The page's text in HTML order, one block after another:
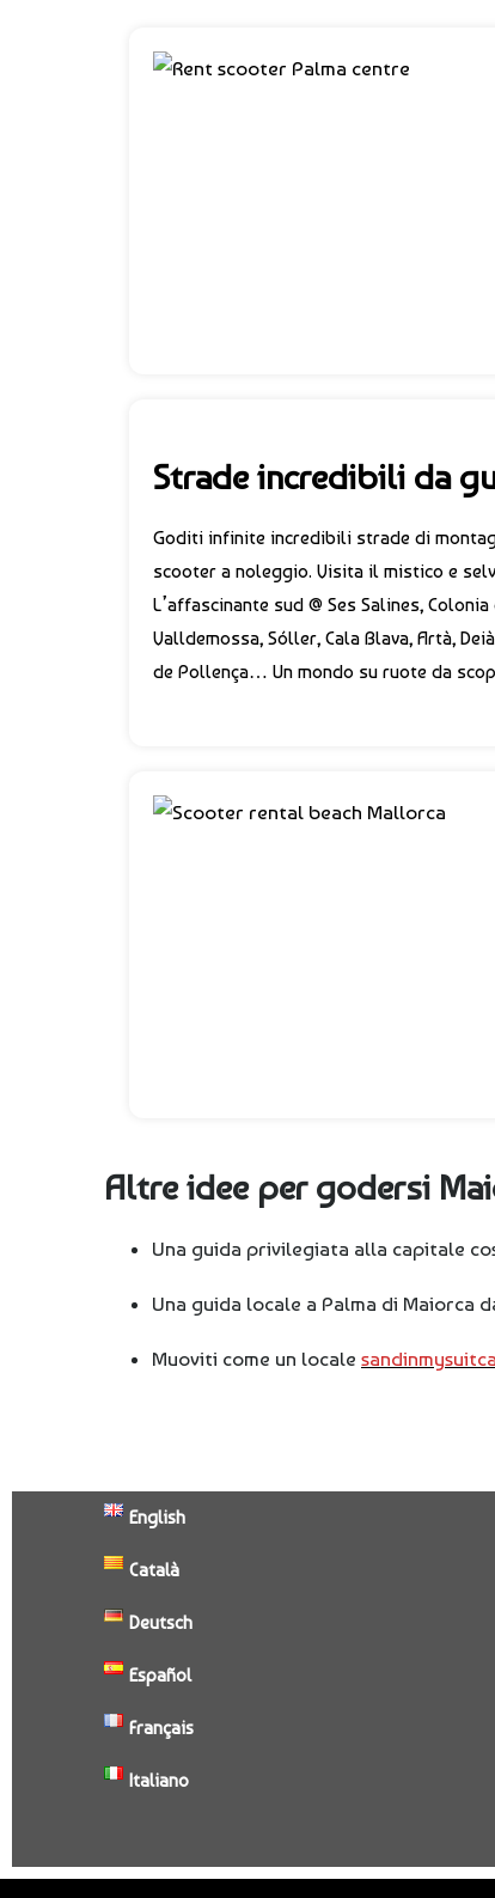
Strade incredibili da
Goditi infinite incredibili strade di
scooter a noleggio. Visita il mistico e
L’affascinante sud @ Ses Salines,
Valldemossa, Sóller, Cala Blava, Artà,
de Pollença… Un mondo su ruote da
Altre idee per godersi
Una guida privilegiata alla capitale
Una guida locale a Palma di Maiorca
Muoviti come un locale
English
Català
Deutsch
Español
Français
Italiano